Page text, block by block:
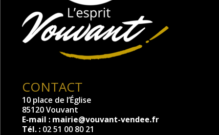
CONTACT
10 place de l’Église
85120 Vouvant
E-mail : mairie@vouvant-vendee.fr
Tél. : 02 51 00 80 21